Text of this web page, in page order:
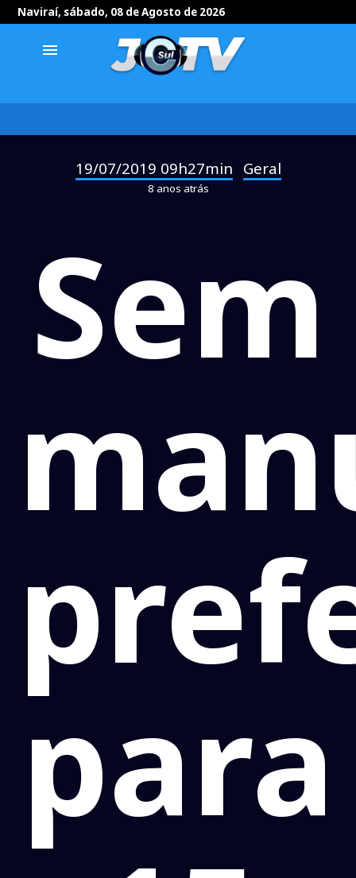
Naviraí, sábado, 08 de Agosto de 2026
menu
19/07/2019 09h27min Geral
8 anos atrás
Sem
para